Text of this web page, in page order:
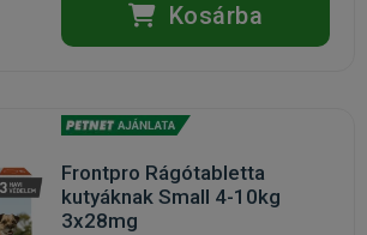
Kosárba
Frontpro Rágótabletta
kutyáknak Small 4-10kg
3x28mg